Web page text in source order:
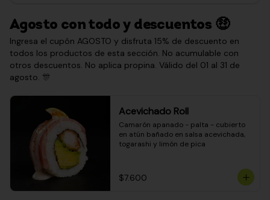
Agosto con todo y descuentos 🤑
Ingresa el cupón AGOSTO y disfruta 15% de descuento en
todos los productos de esta sección. No acumulable con
otros descuentos. No aplica propina. Válido del 01 al 31 de
agosto. 🎊
Acevichado Roll
Camarón apanado - palta - cubierto
en atún bañado en salsa acevichada,
togarashi y limón de pica
$7.600